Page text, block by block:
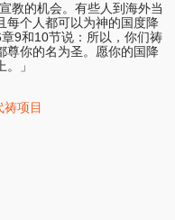
教的机会。有些人到海外当
每个人都可以为神的国度降
9和10节说：所以，你们祷
尊你的名为圣。愿你的国降
」
祷项目